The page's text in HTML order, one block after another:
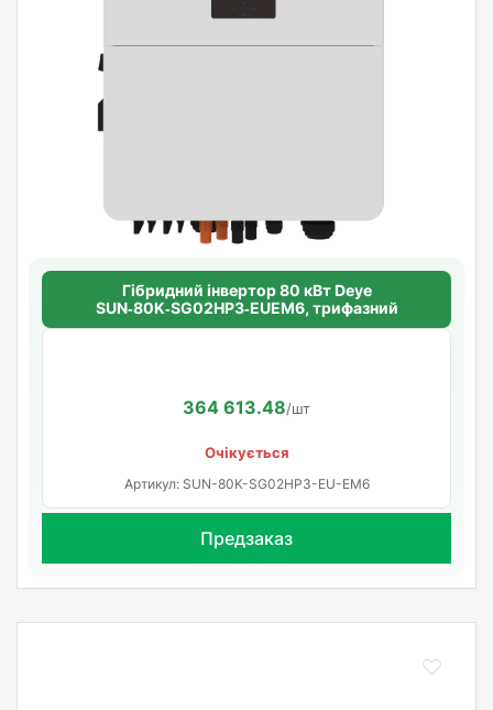
Гібридний інвертор 80 кВт Deye
SUN‑80K‑SG02HP3‑EUEM6, трифазний
364 613.48/шт
Очікується
Артикул: SUN-80K-SG02HP3-EU-EM6
Предзаказ